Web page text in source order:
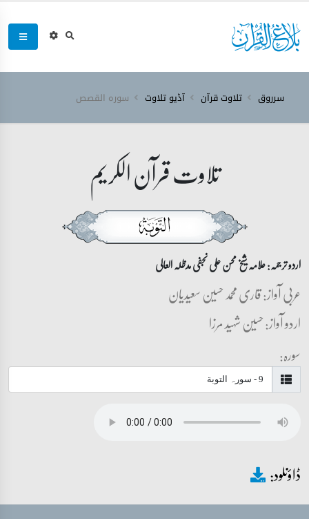
سرروق تلاوت قرآن آڈیو تلاوت سورہ ‎القصص‎
تلاوت قرآن الکریم
اردو ترجمہ: علامہ شیخ محسن علی نجفی مدظلہ العالی
عربی آواز: قاری محمد حسین سعیدیان
اردو آواز: حسین شہید مرزا
سورہ:
ڈاؤنلود: